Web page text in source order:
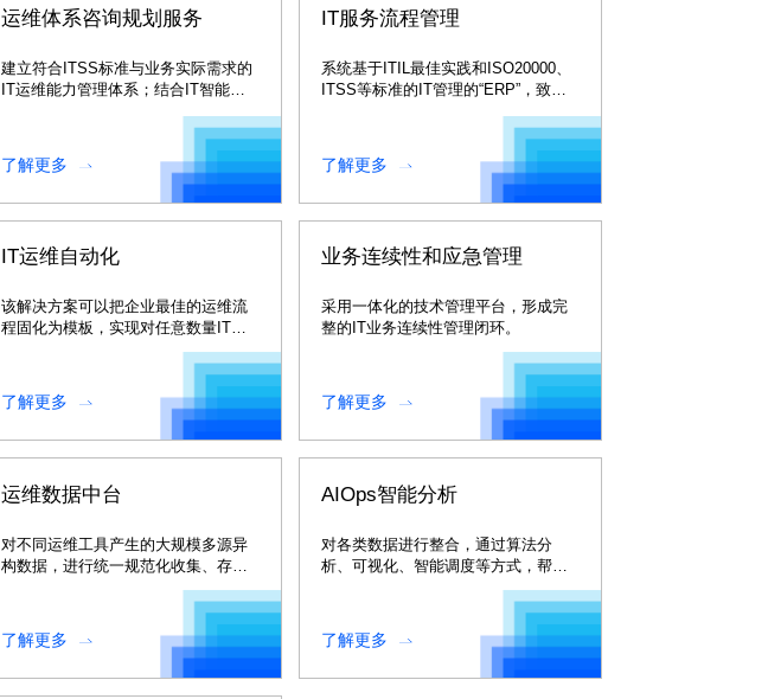
运维体系咨询规划服务
建立符合ITSS标准与业务实际需求的
IT运维能力管理体系；结合IT智能运
划成果落地到IT运维体系中。
了解更多
IT服务流程管理
系统基于ITIL最佳实践和ISO20000、
ITSS等标准的IT管理的“ERP”，致力
了解更多
IT运维自动化
该解决方案可以把企业最佳的运维流
程固化为模板，实现对任意数量IT资
了解更多
业务连续性和应急管理
采用一体化的技术管理平台，形成完
整的IT业务连续性管理闭环。
了解更多
运维数据中台
对不同运维工具产生的大规模多源异
构数据，进行统一规范化收集、存
储、挖掘、分析、呈现，为数据中心
了解更多
AIOps智能分析
对各类数据进行整合，通过算法分
析、可视化、智能调度等方式，帮助
运维人员提前感知问题或者发现潜在
风险，化被动为主动，提升IT服务质
量。
了解更多